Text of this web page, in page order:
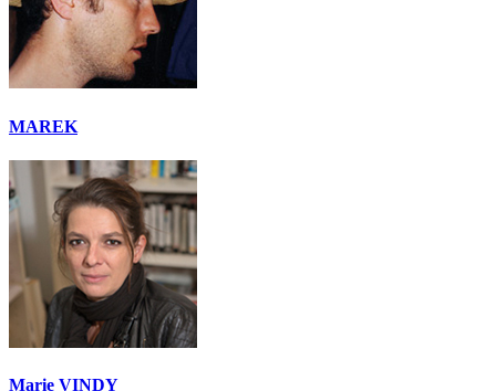
MAREK
Marie VINDY